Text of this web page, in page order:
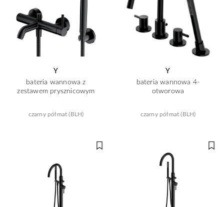
Y
bateria wannowa z
zestawem prysznicowym
czarny półmat (BLH)
Y
bateria wannowa 4-
otworowa
czarny półmat (BLH)